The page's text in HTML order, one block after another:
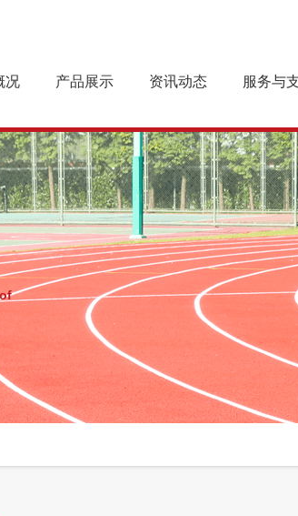
况 产品展示 资讯动态 服务与
预制型橡胶跑道
乐踏球场系列
企业新闻
产品案例
行业动态
最新产品
跑道基
施工工
跑道养
下载中